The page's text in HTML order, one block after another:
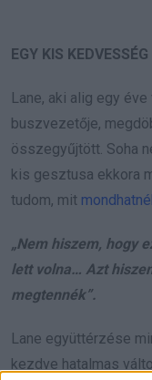
EGY KIS
Lane, aki alig egy
buszvezetője,
összegyűjtött. Soha
kis gesztusa ekkora
tudom, mit
„Nem hiszem, hogy
lett volna… Azt
megtennék”.
Lane együttérzése
kezdve hatalmas